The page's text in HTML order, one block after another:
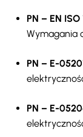
PN – EN ISO
Wymagania
PN – E-
PN – E-